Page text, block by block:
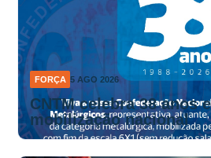
FORÇA 5 AGO 2026
CNTM celebra 38 anos
mobilização nacional